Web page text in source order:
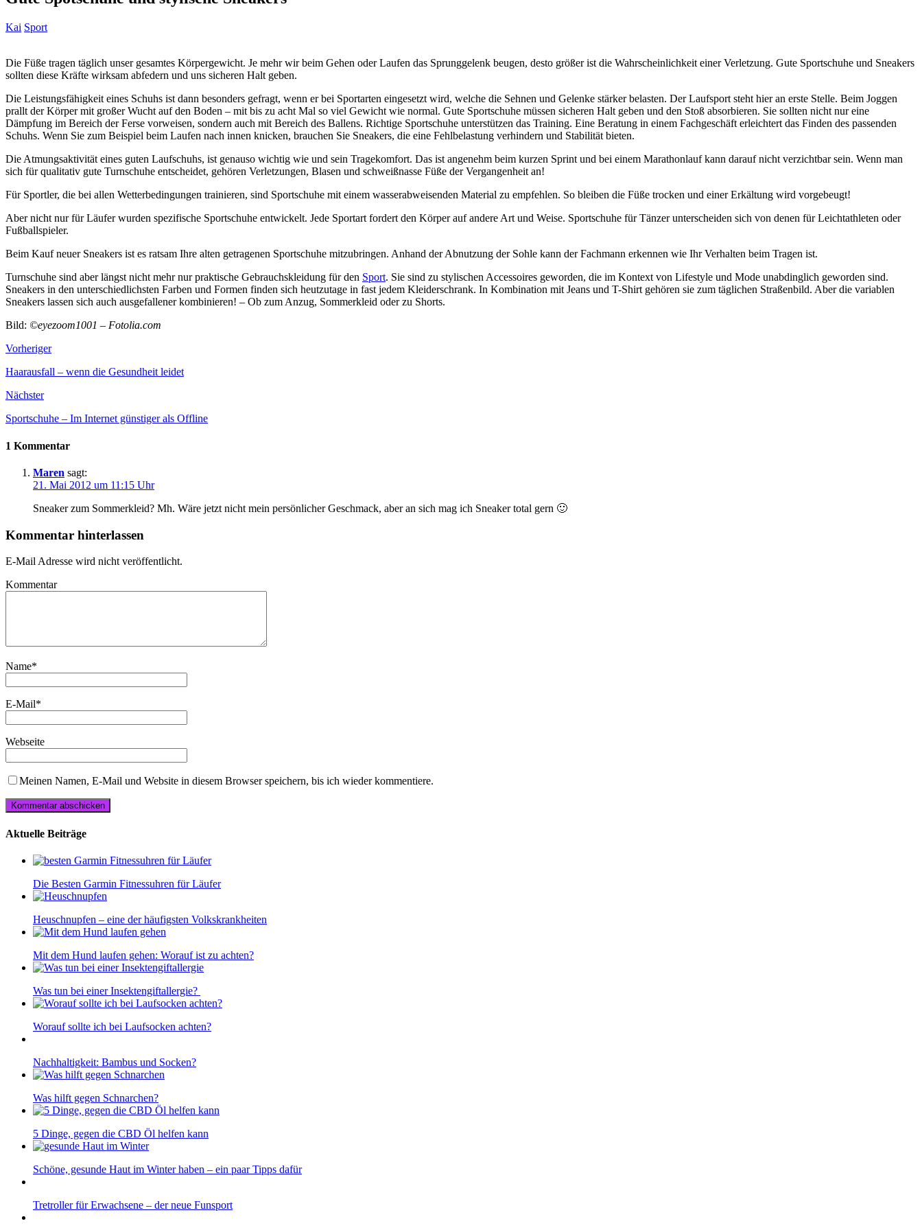
Kai Sport
Die Füße tragen täglich unser gesamtes Körpergewicht. Je mehr wir beim Gehen oder Laufen das Sprunggelenk beugen, desto größer ist die Wahrscheinlichkeit einer Verletzung. Gute Sportschuhe und Sneakers
sollten diese Kräfte wirksam abfedern und uns sicheren Halt geben.
Die Leistungsfähigkeit eines Schuhs ist dann besonders gefragt, wenn er bei Sportarten eingesetzt wird, welche die Sehnen und Gelenke stärker belasten. Der Laufsport steht hier an erste Stelle. Beim Joggen
prallt der Körper mit großer Wucht auf den Boden – mit bis zu acht Mal so viel Gewicht wie normal. Gute Sportschuhe müssen sicheren Halt geben und den Stoß absorbieren. Sie sollten nicht nur eine
Dämpfung im Bereich der Ferse vorweisen, sondern auch mit Bereich des Ballens. Richtige Sportschuhe unterstützen das Training. Eine Beratung in einem Fachgeschäft erleichtert das Finden des passenden
Schuhs. Wenn Sie zum Beispiel beim Laufen nach innen knicken, brauchen Sie Sneakers, die eine Fehlbelastung verhindern und Stabilität bieten.
Die Atmungsaktivität eines guten Laufschuhs, ist genauso wichtig wie und sein Tragekomfort. Das ist angenehm beim kurzen Sprint und bei einem Marathonlauf kann darauf nicht verzichtbar sein. Wenn man
sich für qualitativ gute Turnschuhe entscheidet, gehören Verletzungen, Blasen und schweißnasse Füße der Vergangenheit an!
Für Sportler, die bei allen Wetterbedingungen trainieren, sind Sportschuhe mit einem wasserabweisenden Material zu empfehlen. So bleiben die Füße trocken und einer Erkältung wird vorgebeugt!
Aber nicht nur für Läufer wurden spezifische Sportschuhe entwickelt. Jede Sportart fordert den Körper auf andere Art und Weise. Sportschuhe für Tänzer unterscheiden sich von denen für Leichtathleten oder
Fußballspieler.
Beim Kauf neuer Sneakers ist es ratsam Ihre alten getragenen Sportschuhe mitzubringen. Anhand der Abnutzung der Sohle kann der Fachmann erkennen wie Ihr Verhalten beim Tragen ist.
Turnschuhe sind aber längst nicht mehr nur praktische Gebrauchskleidung für den Sport. Sie sind zu stylischen Accessoires geworden, die im Kontext von Lifestyle und Mode unabdinglich geworden sind.
Sneakers in den unterschiedlichsten Farben und Formen finden sich heutzutage in fast jedem Kleiderschrank. In Kombination mit Jeans und T-Shirt gehören sie zum täglichen Straßenbild. Aber die variablen
Sneakers lassen sich auch ausgefallener kombinieren! – Ob zum Anzug, Sommerkleid oder zu Shorts.
Bild: ©eyezoom1001 – Fotolia.com
Vorheriger
Haarausfall – wenn die Gesundheit leidet
Nächster
Sportschuhe – Im Internet günstiger als Offline
1 Kommentar
Maren sagt:
21. Mai 2012 um 11:15 Uhr
Sneaker zum Sommerkleid? Mh. Wäre jetzt nicht mein persönlicher Geschmack, aber an sich mag ich Sneaker total gern 🙂
Kommentar hinterlassen
E-Mail Adresse wird nicht veröffentlicht.
Kommentar
Name*
E-Mail*
Webseite
Meinen Namen, E-Mail und Website in diesem Browser speichern, bis ich wieder kommentiere.
Aktuelle Beiträge
Die Besten Garmin Fitnessuhren für Läufer
Heuschnupfen – eine der häufigsten Volkskrankheiten
Mit dem Hund laufen gehen: Worauf ist zu achten?
Was tun bei einer Insektengiftallergie?
Worauf sollte ich bei Laufsocken achten?
Nachhaltigkeit: Bambus und Socken?
Was hilft gegen Schnarchen?
5 Dinge, gegen die CBD Öl helfen kann
Schöne, gesunde Haut im Winter haben – ein paar Tipps dafür
Tretroller für Erwachsene – der neue Funsport